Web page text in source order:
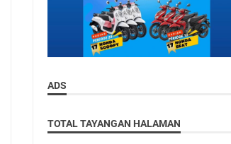
ADS
TOTAL TAYANGAN HALAMAN